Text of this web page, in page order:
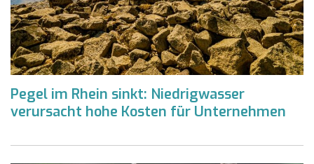
Pegel im Rhein sinkt: Niedrigwasser
verursacht hohe Kosten für Unternehmen